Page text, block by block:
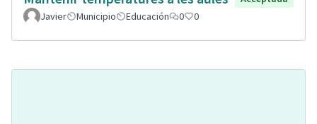
Javier
Municipio Educación 0 0